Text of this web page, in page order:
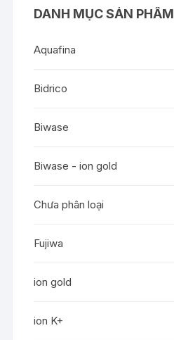
DANH MỤC SẢN PHẨM
Aquafina
Bidrico
Biwase
Biwase - ion gold
Chưa phân loại
Fujiwa
ion gold
ion K+